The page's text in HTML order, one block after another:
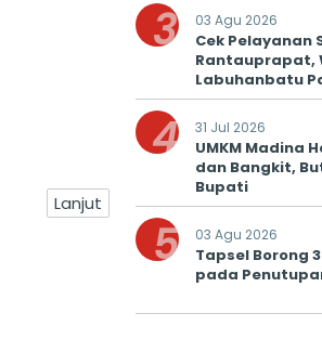
Lanjut
3 03 Agu 2026
Cek Pelayanan
Rantauprapat,
Labuhanbatu
Prima untuk
4 31 Jul 2026
UMKM Madina
dan Bangkit,
Bupati
5 03 Agu 2026
Tapsel Borong
pada